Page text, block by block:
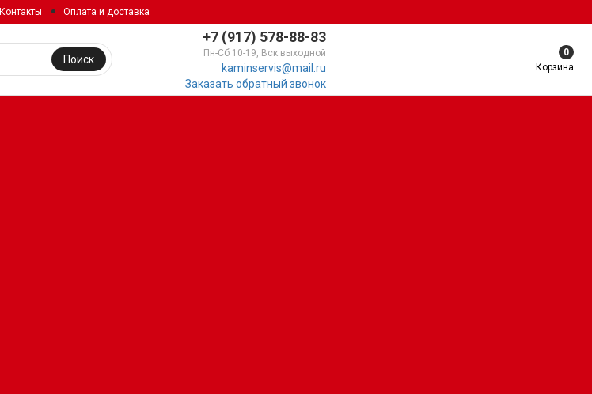
Контакты Оплата и доставка
+7 (917) 578-88-83
Пн-Сб 10-19, Вск выходной
kaminservis@mail.ru
Заказать обратный звонок
Поиск
0
Корзина